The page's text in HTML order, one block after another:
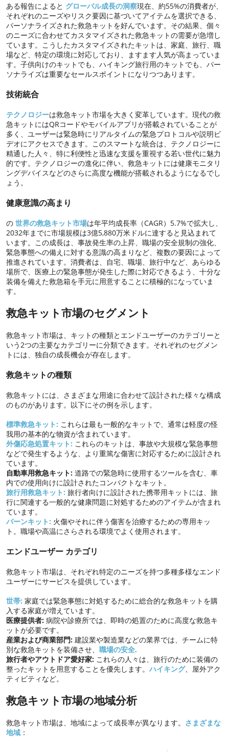
ある報告によると グローバル成長の洞察現在、約55%の消費者が、
それぞれのニーズやリスク要因に基づいてアイテムを選択できる、
パーソナライズされた救急キットを好んでいます。その結果、個々
のニーズに合わせてカスタマイズされた救急キットの需要が急増し
ています。こうしたカスタマイズされたキットは、家庭、旅行、職
場など、特定の環境に対応しており、ますます人気が高まっていま
す。子供向けのキットでも、ハイキング旅行用のキットでも、パー
ソナライズは重要なセールスポイントになりつつあります。
技術統合
テクノロジーは救急キット市場を大きく変革しています。現代の救
急キットにはQRコードやモバイルアプリが搭載されていることが
多く、ユーザーは緊急時にリアルタイムの緊急プロトコルや説明ビ
デオにアクセスできます。このスマートな統合は、テクノロジーに
精通した人々、特に利便性と迅速な支援を重視する若い世代に魅力
的です。テクノロジーの進化に伴い、救急キットには健康モニタリ
ングデバイスなどのさらに高度な機能が搭載されるようになるでし
ょう。
健康意識の高まり
の 世界の救急キット市場は年平均成長率（CAGR）5.7%で拡大し、
2032年までに市場規模は3億5,880万米ドルに達すると見込まれて
います。この成長は、事故発生率の上昇、職場の安全規制の強化、
緊急事態への備えに対する意識の高まりなど、複数の要因によって
推進されています。消費者は、自宅、職場、旅行中など、あらゆる
場所で、医療上の緊急事態が発生した際に対応できるよう、十分な
装備を備えた救急箱を手元に用意することに積極的になっていま
す。
救急キット市場のセグメント
救急キット市場は、キットの種類とエンドユーザーのカテゴリーと
いう2つの主要なカテゴリーに分類できます。それぞれのセグメン
トには、独自の成長機会が存在します。
救急キットの種類
救急キットには、さまざまな用途に合わせて設計された様々な構成
のものがあります。以下にその例を示します。
標準救急キット: これらは最も一般的なキットで、通常は軽度の怪
我用の基本的な物資が含まれています。
外傷応急処置キット: これらのキットは、事故や大規模な緊急事態
などで発生するような、より重篤な傷害に対応するために設計され
ています。
自動車用救急キット: 道路での緊急時に使用するツールを含む、車
内での使用向けに設計されたコンパクトなキット。
旅行用救急キット: 旅行者向けに設計された携帯用キットには、旅
行に関連する一般的な健康問題に対処するためのアイテムが含まれ
ています。
バーンキット: 火傷やそれに伴う傷害を治療するための専用キッ
ト。職場や高温にさらされる環境でよく使用されます。
エンドユーザー カテゴリ
救急キット市場は、それぞれ特定のニーズを持つ多種多様なエンド
ユーザーにサービスを提供しています。
世帯: 家庭では緊急事態に対処するために総合的な救急キットを購
入する家庭が増えています。
医療提供者: 病院や診療所では、即時の処置のために高度な救急キ
ットが必要です。
産業および商業部門: 建設業や製造業などの業界では、チームに特
別な救急キットを装備させ、 職場の安全.
旅行者やアウトドア愛好家: これらの人々は、旅行のために装備の
整ったキットを用意することを優先します。 ハイキング、屋外アク
ティビティなど。
救急キット市場の地域分析
救急キット市場は、地域によって成長率が異なります。
さまざまな
地域 ：